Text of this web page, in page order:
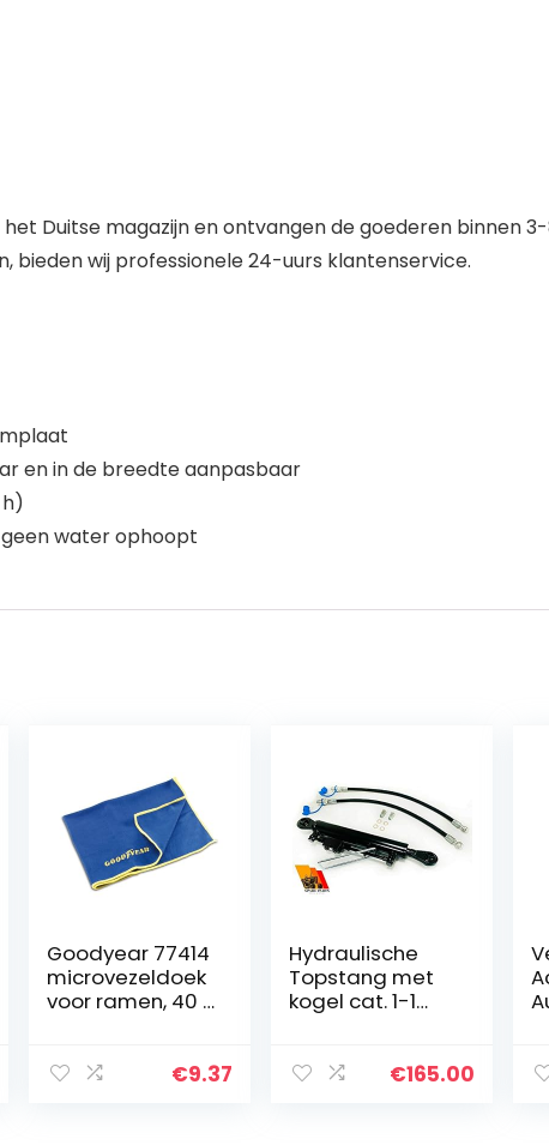
Duitse magazijn en ontvangen de goederen binnen
wij professionele 24-uurs klantenservice.
en in de breedte aanpasbaar
water ophoopt
Goodyear 77414
microvezeldoek
voor ramen, 40 x
€9.37
Hydraulische
Topstang met
kogel cat. 1-1
410-570 mm
€165.00